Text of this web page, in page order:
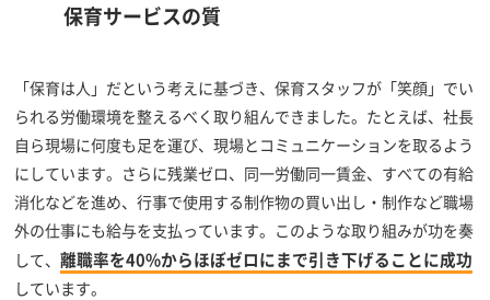
保育サービスの質
「保育は人」だという考えに基づき、保育スタッフが「笑顔」でい
られる労働環境を整えるべく取り組んできました。たとえば、社長
自ら現場に何度も足を運び、現場とコミュニケーションを取るよう
にしています。さらに残業ゼロ、同一労働同一賃金、すべての有給
消化などを進め、行事で使用する制作物の買い出し・制作など職場
外の仕事にも給与を支払っています。このような取り組みが功を奏
して、離職率を40%からほぼゼロにまで引き下げることに成功
しています。